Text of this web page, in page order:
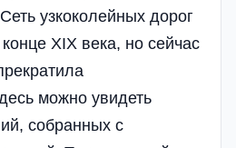
узкоколейных дорог
XIX века, но сейчас
можно увидеть
собранных с